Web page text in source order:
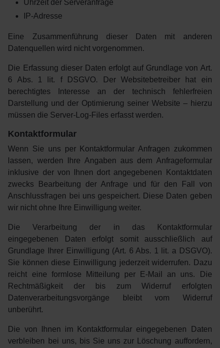
Uhrzeit der Serveranfrage
IP-Adresse
Eine Zusammenführung dieser Daten mit anderen
Datenquellen wird nicht vorgenommen.
Die Erfassung dieser Daten erfolgt auf Grundlage von Art.
6 Abs. 1 lit. f DSGVO. Der Websitebetreiber hat ein
berechtigtes Interesse an der technisch fehlerfreien
Darstellung und der Optimierung seiner Website – hierzu
müssen die Server-Log-Files erfasst werden.
Kontaktformular
Wenn Sie uns per Kontaktformular Anfragen zukommen
lassen, werden Ihre Angaben aus dem Anfrageformular
inklusive der von Ihnen dort angegebenen Kontaktdaten
zwecks Bearbeitung der Anfrage und für den Fall von
Anschlussfragen bei uns gespeichert. Diese Daten geben
wir nicht ohne Ihre Einwilligung weiter.
Die Verarbeitung der in das Kontaktformular
eingegebenen Daten erfolgt somit ausschließlich auf
Grundlage Ihrer Einwilligung (Art. 6 Abs. 1 lit. a DSGVO).
Sie können diese Einwilligung jederzeit widerrufen. Dazu
reicht eine formlose Mitteilung per E-Mail an uns. Die
Rechtmäßigkeit der bis zum Widerruf erfolgten
Datenverarbeitungsvorgänge bleibt vom Widerruf
unberührt.
Die von Ihnen im Kontaktformular eingegebenen Daten
verbleiben bei uns, bis Sie uns zur Löschung auffordern,